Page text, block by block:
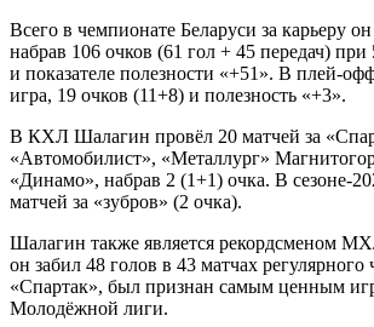
Всего в чемпионате Беларуси за карьеру
набрав 106 очков (61 гол + 45 передач)
и показателе полезности «+51». В плей-
игра, 19 очков (11+8) и полезность «+3».
В КХЛ Шалагин провёл 20 матчей за
«Автомобилист», «Металлург»
«Динамо», набрав 2 (1+1) очка. В сезоне-
матчей за «зубров» (2 очка).
Шалагин также является рекордсменом
он забил 48 голов в 43 матчах регулярного
«Спартак», был признан самым ценным
Молодёжной лиги.